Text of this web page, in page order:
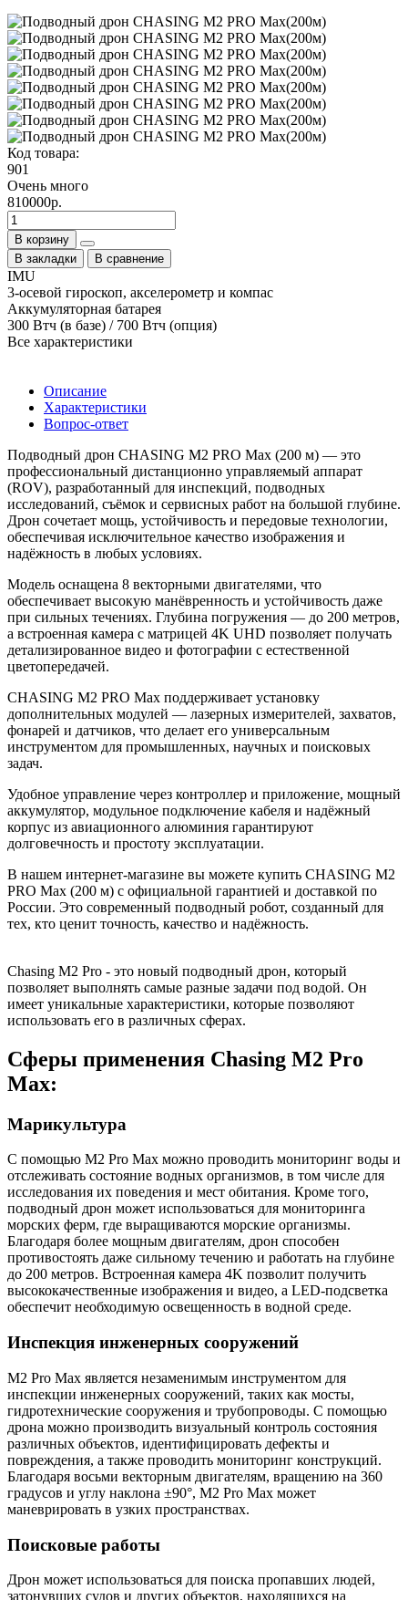
Код товара:
901
Очень много
810000р.
В корзину
В закладки
В сравнение
IMU
3-осевой гироскоп, акселерометр и компас
Аккумуляторная батарея
300 Втч (в базе) / 700 Втч (опция)
Все характеристики
Описание
Характеристики
Вопрос-ответ
Подводный дрон CHASING M2 PRO Max (200 м) — это
профессиональный дистанционно управляемый аппарат
(ROV), разработанный для инспекций, подводных
исследований, съёмок и сервисных работ на большой глубине.
Дрон сочетает мощь, устойчивость и передовые технологии,
обеспечивая исключительное качество изображения и
надёжность в любых условиях.
Модель оснащена 8 векторными двигателями, что
обеспечивает высокую манёвренность и устойчивость даже
при сильных течениях. Глубина погружения — до 200 метров,
а встроенная камера с матрицей 4K UHD позволяет получать
детализированное видео и фотографии с естественной
цветопередачей.
CHASING M2 PRO Max поддерживает установку
дополнительных модулей — лазерных измерителей, захватов,
фонарей и датчиков, что делает его универсальным
инструментом для промышленных, научных и поисковых
задач.
Удобное управление через контроллер и приложение, мощный
аккумулятор, модульное подключение кабеля и надёжный
корпус из авиационного алюминия гарантируют
долговечность и простоту эксплуатации.
В нашем интернет-магазине вы можете купить CHASING M2
PRO Max (200 м) с официальной гарантией и доставкой по
России. Это современный подводный робот, созданный для
тех, кто ценит точность, качество и надёжность.
Chasing M2 Pro - это новый подводный дрон, который
позволяет выполнять самые разные задачи под водой. Он
имеет уникальные характеристики, которые позволяют
использовать его в различных сферах.
Сферы применения Chasing M2 Pro
Max:
Марикультура
С помощью M2 Pro Max можно проводить мониторинг воды и
отслеживать состояние водных организмов, в том числе для
исследования их поведения и мест обитания. Кроме того,
подводный дрон может использоваться для мониторинга
морских ферм, где выращиваются морские организмы.
Благодаря более мощным двигателям, дрон способен
противостоять даже сильному течению и работать на глубине
до 200 метров. Встроенная камера 4K позволит получить
высококачественные изображения и видео, а LED-подсветка
обеспечит необходимую освещенность в водной среде.
Инспекция инженерных сооружений
M2 Pro Max является незаменимым инструментом для
инспекции инженерных сооружений, таких как мосты,
гидротехнические сооружения и трубопроводы. С помощью
дрона можно производить визуальный контроль состояния
различных объектов, идентифицировать дефекты и
повреждения, а также проводить мониторинг конструкций.
Благодаря восьми векторным двигателям, вращению на 360
градусов и углу наклона ±90°, M2 Pro Max может
маневрировать в узких пространствах.
Поисковые работы
Дрон может использоваться для поиска пропавших людей,
затонувших судов и других объектов, находящихся на